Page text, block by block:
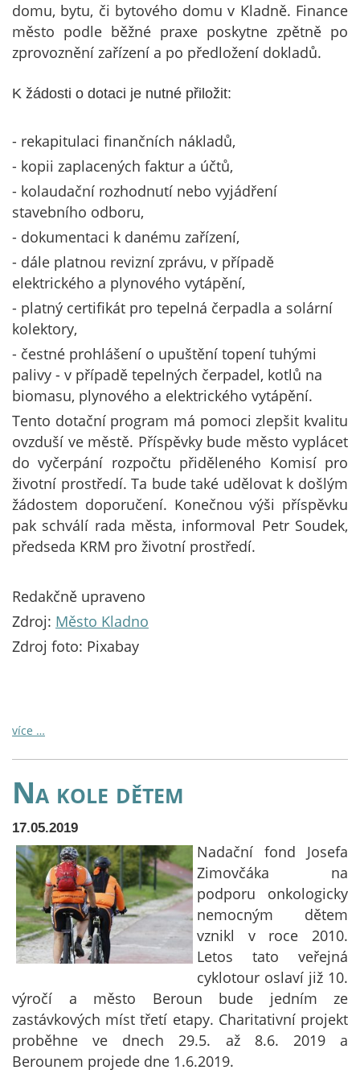
domu, bytu, či bytového domu v Kladně. Finance
město podle běžné praxe poskytne zpětně po
zprovoznění zařízení a po předložení dokladů.
K žádosti o dotaci je nutné přiložit:
- rekapitulaci finančních nákladů,
- kopii zaplacených faktur a účtů,
- kolaudační rozhodnutí nebo vyjádření
stavebního odboru,
- dokumentaci k danému zařízení,
- dále platnou revizní zprávu, v případě
elektrického a plynového vytápění,
- platný certifikát pro tepelná čerpadla a solární
kolektory,
- čestné prohlášení o upuštění topení tuhými
palivy - v případě tepelných čerpadel, kotlů na
biomasu, plynového a elektrického vytápění.
Tento dotační program má pomoci zlepšit kvalitu
ovzduší ve městě. Příspěvky bude město vyplácet
do vyčerpání rozpočtu přiděleného Komisí pro
životní prostředí. Ta bude také udělovat k došlým
žádostem doporučení. Konečnou výši příspěvku
pak schválí rada města, informoval Petr Soudek,
předseda KRM pro životní prostředí.
Redakčně upraveno
Zdroj: Město Kladno
Zdroj foto: Pixabay
více …
Na kole dětem
17.05.2019
Nadační fond Josefa
Zimovčáka na
podporu onkologicky
nemocným dětem
vznikl v roce 2010.
Letos tato veřejná
cyklotour oslaví již 10.
výročí a město Beroun bude jedním ze
zastávkových míst třetí etapy. Charitativní projekt
proběhne ve dnech 29.5. až 8.6. 2019 a
Berounem projede dne 1.6.2019.